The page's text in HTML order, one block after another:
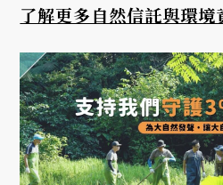
了解更多自然信託與環